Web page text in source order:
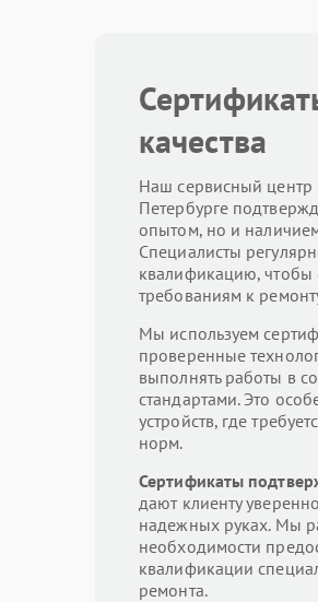
качества
Наш сервисный центр
Петербурге
опытом, но и
Специалисты
квалификацию, чтобы
требованиям к
Мы используем
проверенные
выполнять работы в
стандартами. Это
устройств, где
норм.
Сертификаты
дают клиенту
надежных руках. Мы
необходимости
квалификации
ремонта.